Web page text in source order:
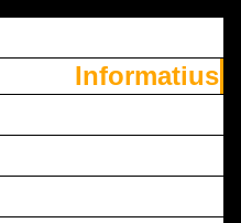
Informatius